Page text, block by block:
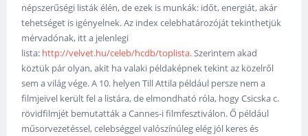
népszerűségi listák élén, de ezek is munkák: időt, energiát, akár
tehetséget is igényelnek. Az index celebhatározóját tekinthetjük
mérvadónak, itt a jelenlegi
lista: http://velvet.hu/celeb/hcdb/toplista. Szerintem akad
köztük pár olyan, akit ha valaki példaképnek tekint az közelről
sem a világ vége. A 10. helyen Till Attila például persze nem a
filmjeivel került fel a listára, de elmondható róla, hogy Csicska c.
rövidfilmjét bemutatták a Cannes-i filmfesztiválon. Ő például
műsorvezetéssel, celebséggel valószínúleg elég jól keres és